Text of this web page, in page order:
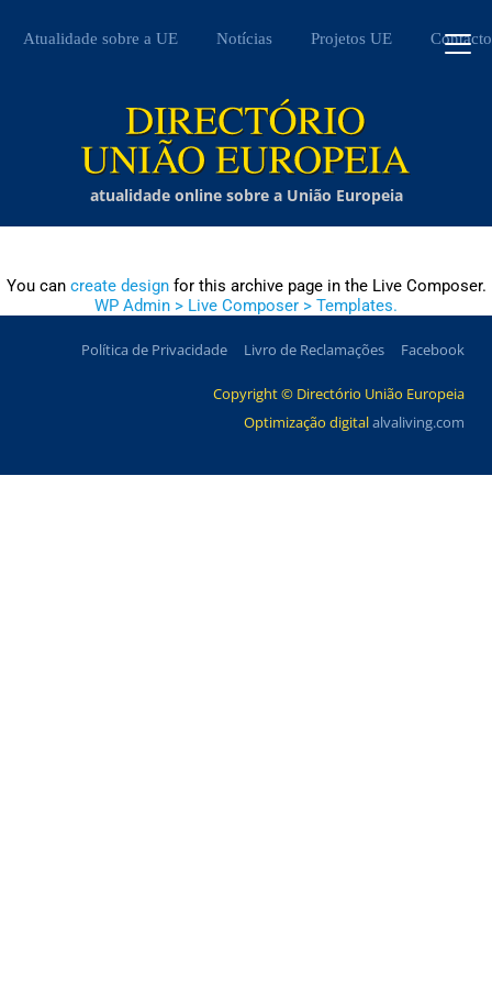
Atualidade sobre a UE Notícias Projetos UE Contacto
atualidade online sobre a União Europeia
You can create designfor this archive page in the Live Composer.
WP Admin > Live Composer > Templates.
Política de Privacidade Livro de Reclamações Facebook
Copyright © Directório União Europeia
Optimização digitalalvaliving.com